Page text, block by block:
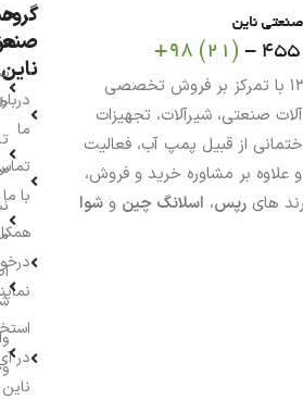
آی ناین از سال ۱۳۹۳ با تمرکز بر فروش تخصصی
صنعتی، شیرآلات، تجهیزات
از قبیل پمپ آب، فعالیت
علاوه بر مشاوره خرید و فروش،
های رپس، اسلانگ چین و شوا
گروه
ناین
ما
با ما
در
ناین